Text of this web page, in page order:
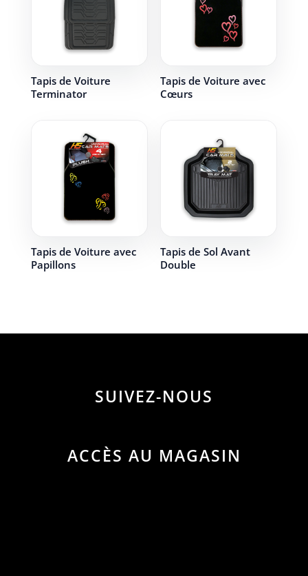
Tapis de Voiture
Terminator
Tapis de Voiture avec
Cœurs
Tapis de Voiture avec
Papillons
Tapis de Sol Avant
Double
SUIVEZ-NOUS
ACCÈS AU MAGASIN